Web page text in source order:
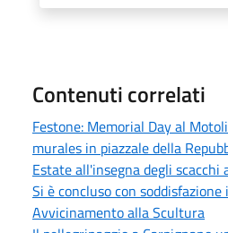
Contenuti correlati
Festone: Memorial Day al
murales in piazzale della
Estate all'insegna degli scacchi
Si è concluso con
Avvicinamento alla Scultura